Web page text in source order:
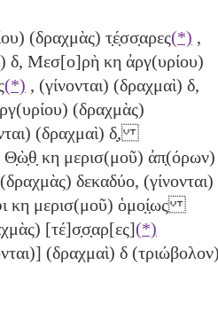
(δραχμὰς) τ̣έ̣σσ̣αρες(*) ,
δ, Μεσ[ο]ρὴ κη ἀργ(υρίου)
(*) , (γίνονται) (δραχμαὶ) δ,
(δραχμὰς)
(δραχμαὶ) δ̣,
Θ̣ὼ̣θ̣ κη μερισ(μοῦ) ἀπ̣(όρων)
δεκαδύο, (γίνονται)
κη μερισ(μοῦ) ὁμο̣ί̣ως
[τέ]σ̣σ̣αρ[ες](*)
(δραχμαὶ) δ